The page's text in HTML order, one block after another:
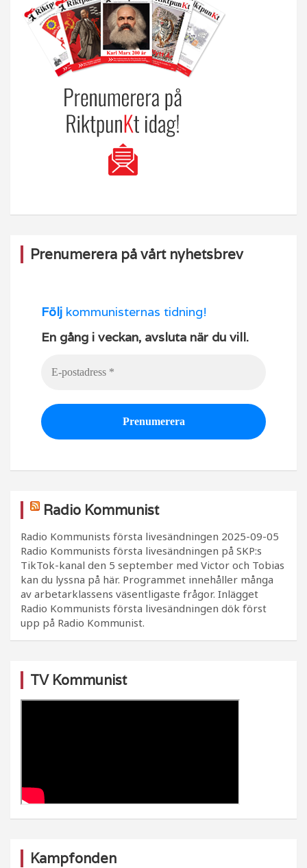
Prenumerera på vårt nyhetsbrev
Följ kommunisternas tidning!
En gång i veckan, avsluta när du vill.
Radio Kommunist
Radio Kommunists första livesändningen 2025-09-05
Radio Kommunists första livesändningen på SKP:s
TikTok-kanal den 5 september med Victor och Tobias
kan du lyssna på här. Programmet innehåller många
av arbetarklassens väsentligaste frågor. Inlägget
Radio Kommunists första livesändningen dök först
upp på Radio Kommunist.
TV Kommunist
Kampfonden